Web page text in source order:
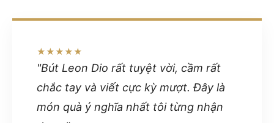
★★★★★
"Bút Leon Dio rất tuyệt vời, cầm rất
chắc tay và viết cực kỳ mượt. Đây là
món quà ý nghĩa nhất tôi từng nhận